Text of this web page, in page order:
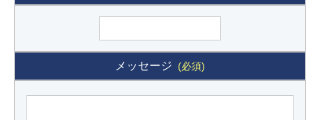
メッセージ (必須)